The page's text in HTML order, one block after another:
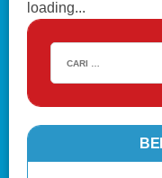
loading...